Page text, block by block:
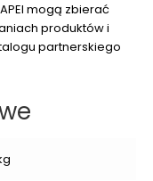
mogą zbierać
produktów i
partnerskiego